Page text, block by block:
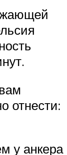
отнести:
у анкера